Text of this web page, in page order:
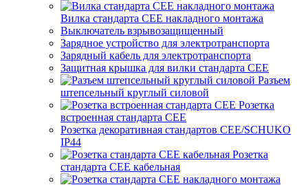
Вилка стандарта CEE накладного монтажа
Выключатель взрывозащищенный
Зарядное устройство для электротранспорта
Зарядный кабель для электротранспорта
Защитная крышка для вилки стандарта CEE
Разъем
штепсельный круглый силовой
Розетка
встроенная стандарта CEE
Розетка декоративная стандартов CEE/SCHUKO
IP44
Розетка
стандарта СЕЕ кабельная